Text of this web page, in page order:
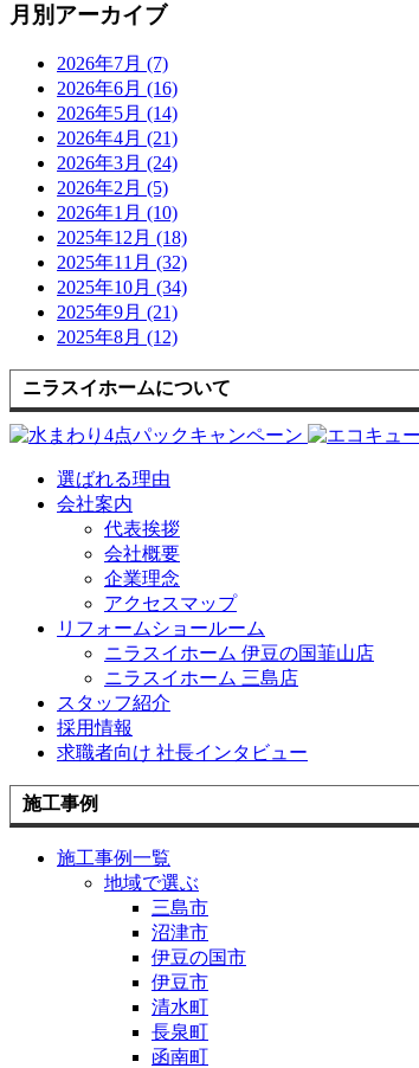
月別アーカイブ
2026年7月 (7)
2026年6月 (16)
2026年5月 (14)
2026年4月 (21)
2026年3月 (24)
2026年2月 (5)
2026年1月 (10)
2025年12月 (18)
2025年11月 (32)
2025年10月 (34)
2025年9月 (21)
2025年8月 (12)
ニラスイホームについて
選ばれる理由
会社案内
代表挨拶
会社概要
企業理念
アクセスマップ
リフォームショールーム
ニラスイホーム 伊豆の国韮山店
ニラスイホーム 三島店
スタッフ紹介
採用情報
求職者向け 社長インタビュー
施工事例
施工事例一覧
地域で選ぶ
三島市
沼津市
伊豆の国市
伊豆市
清水町
長泉町
函南町